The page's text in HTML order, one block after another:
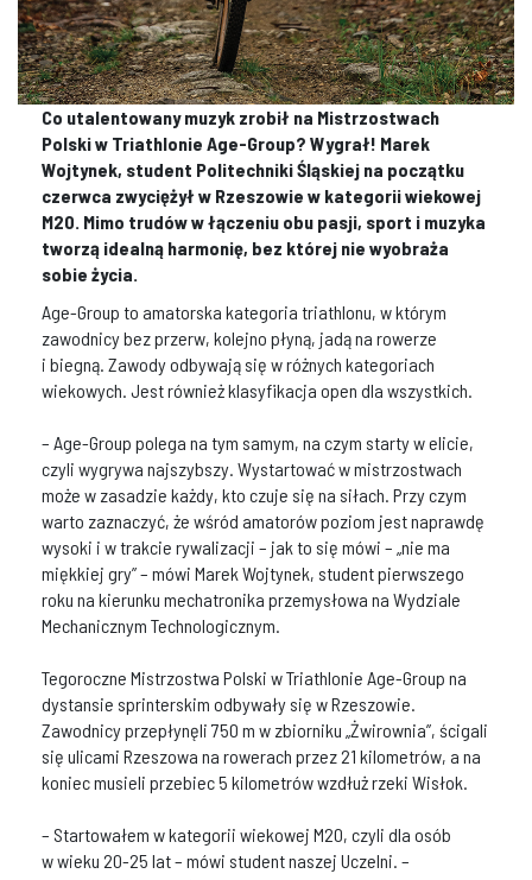
Co utalentowany muzyk zrobił na Mistrzostwach
Polski w Triathlonie Age-Group? Wygrał! Marek
Wojtynek, student Politechniki Śląskiej na początku
czerwca zwyciężył w Rzeszowie w kategorii wiekowej
M20. Mimo trudów w łączeniu obu pasji, sport i muzyka
tworzą idealną harmonię, bez której nie wyobraża
sobie życia.
Age-Group to amatorska kategoria triathlonu, w którym
zawodnicy bez przerw, kolejno płyną, jadą na rowerze
i biegną. Zawody odbywają się w różnych kategoriach
wiekowych. Jest również klasyfikacja open dla wszystkich.
– Age-Group polega na tym samym, na czym starty w elicie,
czyli wygrywa najszybszy. Wystartować w mistrzostwach
może w zasadzie każdy, kto czuje się na siłach. Przy czym
warto zaznaczyć, że wśród amatorów poziom jest naprawdę
wysoki i w trakcie rywalizacji – jak to się mówi – „nie ma
miękkiej gry” – mówi Marek Wojtynek, student pierwszego
roku na kierunku mechatronika przemysłowa na Wydziale
Mechanicznym Technologicznym.
Tegoroczne Mistrzostwa Polski w Triathlonie Age-Group na
dystansie sprinterskim odbywały się w Rzeszowie.
Zawodnicy przepłynęli 750 m w zbiorniku „Żwirownia”, ścigali
się ulicami Rzeszowa na rowerach przez 21 kilometrów, a na
koniec musieli przebiec 5 kilometrów wzdłuż rzeki Wisłok.
– Startowałem w kategorii wiekowej M20, czyli dla osób
w wieku 20-25 lat – mówi student naszej Uczelni. –